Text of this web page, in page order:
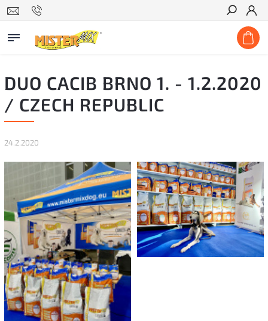
Hľadať
DUO CACIB BRNO 1. - 1.2.2020
/ CZECH REPUBLIC
24.2.2020